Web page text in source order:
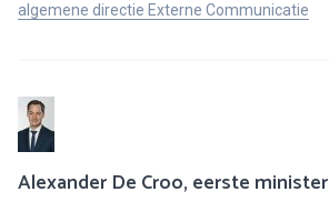
algemene directie Externe Communicatie
Alexander De Croo, eerste minister